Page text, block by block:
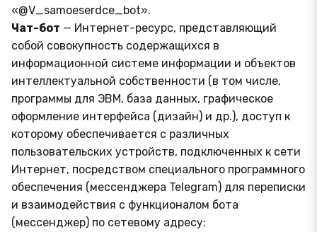
«@V_samoeserdce_bot».
Чат-бот — Интернет-ресурс, представляющий
собой совокупность содержащихся в
информационной системе информации и объектов
интеллектуальной собственности (в том числе,
программы для ЭВМ, база данных, графическое
оформление интерфейса (дизайн) и др.), доступ к
которому обеспечивается с различных
пользовательских устройств, подключенных к сети
Интернет, посредством специального программного
обеспечения (мессенджера Telegram) для переписки
и взаимодействия с функционалом бота
(мессенджер) по сетевому адресу: